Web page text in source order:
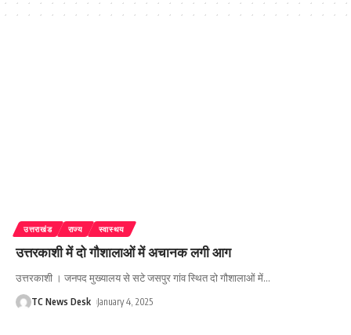
उत्तराखंड राज्य स्वास्थय
उत्तरकाशी में दो गौशालाओं में अचानक लगी आग
उत्तरकाशी । जनपद मुख्यालय से सटे जसपुर गांव स्थित दो गौशालाओं में…
TC News Desk January 4, 2025